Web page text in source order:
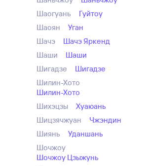
Шаогуань
Гуйтоу
Шаоян
Уган
Шачэ
Шачэ Яркенд
Шаши
Шаши
Шигадзе
Шигадзе
Шилин-Хото
Шилин-Хото
Шихэцзы
Хуаюань
Шицзячжуан
Чжэндин
Шиянь
Уданшань
Шочжоу
Шочжоу Цзыжунь